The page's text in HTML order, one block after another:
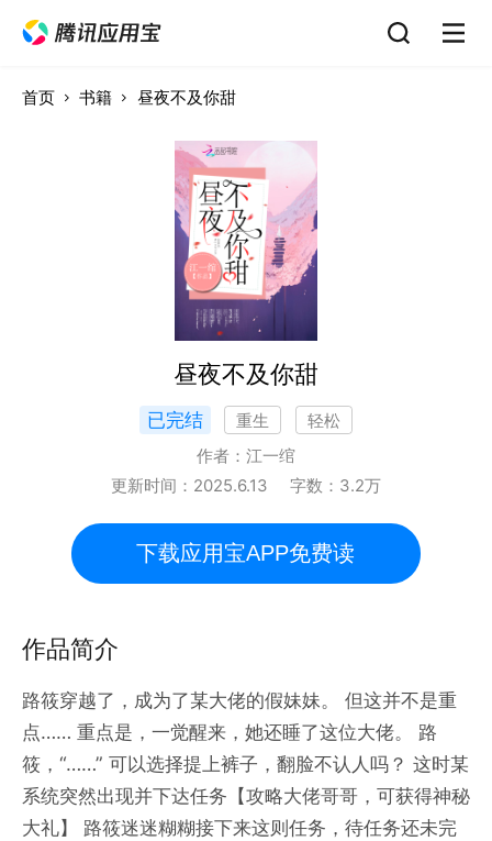
首页 书籍 昼夜不及你甜
昼夜不及你甜
已完结 重生
轻松
作者： 江一绾
更新时间： 2025.6.13 字数： 3.2万
下载应用宝APP免费读
作品简介
路筱穿越了，成为了某大佬的假妹妹。 但这并不是重
点…… 重点是，一觉醒来，她还睡了这位大佬。 路
筱，“……” 可以选择提上裤子，翻脸不认人吗？ 这时某
系统突然出现并下达任务【攻略大佬哥哥，可获得神秘
大礼】 路筱迷迷糊糊接下来这则任务，待任务还未完